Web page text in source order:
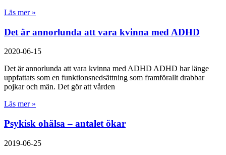
Läs mer »
Det är annorlunda att vara kvinna med ADHD
2020-06-15
Det är annorlunda att vara kvinna med ADHD ADHD har länge
uppfattats som en funktionsnedsättning som framförallt drabbar
pojkar och män. Det gör att vården
Läs mer »
Psykisk ohälsa – antalet ökar
2019-06-25